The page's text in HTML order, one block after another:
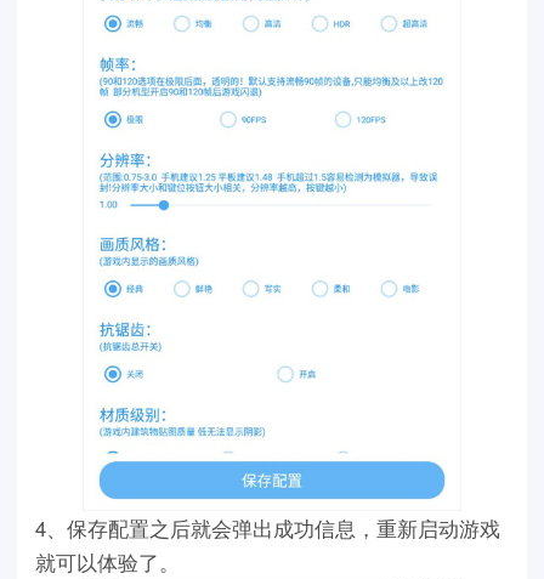
4、保存配置之后就会弹出成功信息，重新启动游戏
就可以体验了。